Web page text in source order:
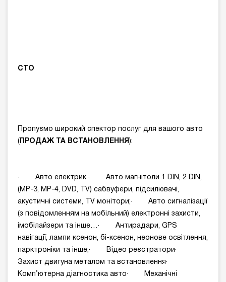
СТО
Пропуємо широкий спектор послуг для вашого авто
( ПРОДАЖ ТА ВСТАНОВЛЕННЯ ):
· Авто електрик · Авто магнітоли 1 DIN, 2 DIN,
(MP-3, MP-4, DVD, TV) cабвуфери, підсилювачі,
акустичні системи, TV монітори;· Авто сигналізації
(з повідомленням на мобільний) електронні захисти,
імобілайзери та інше…· Антирадари, GPS
навігації, лампи ксенон, бі-ксенон, неонове освітлення,
парктроніки та інше;· Відео реєстратори·
Захист двигуна металом та встановлення·
Комп’ютерна діагностика авто· Механічні